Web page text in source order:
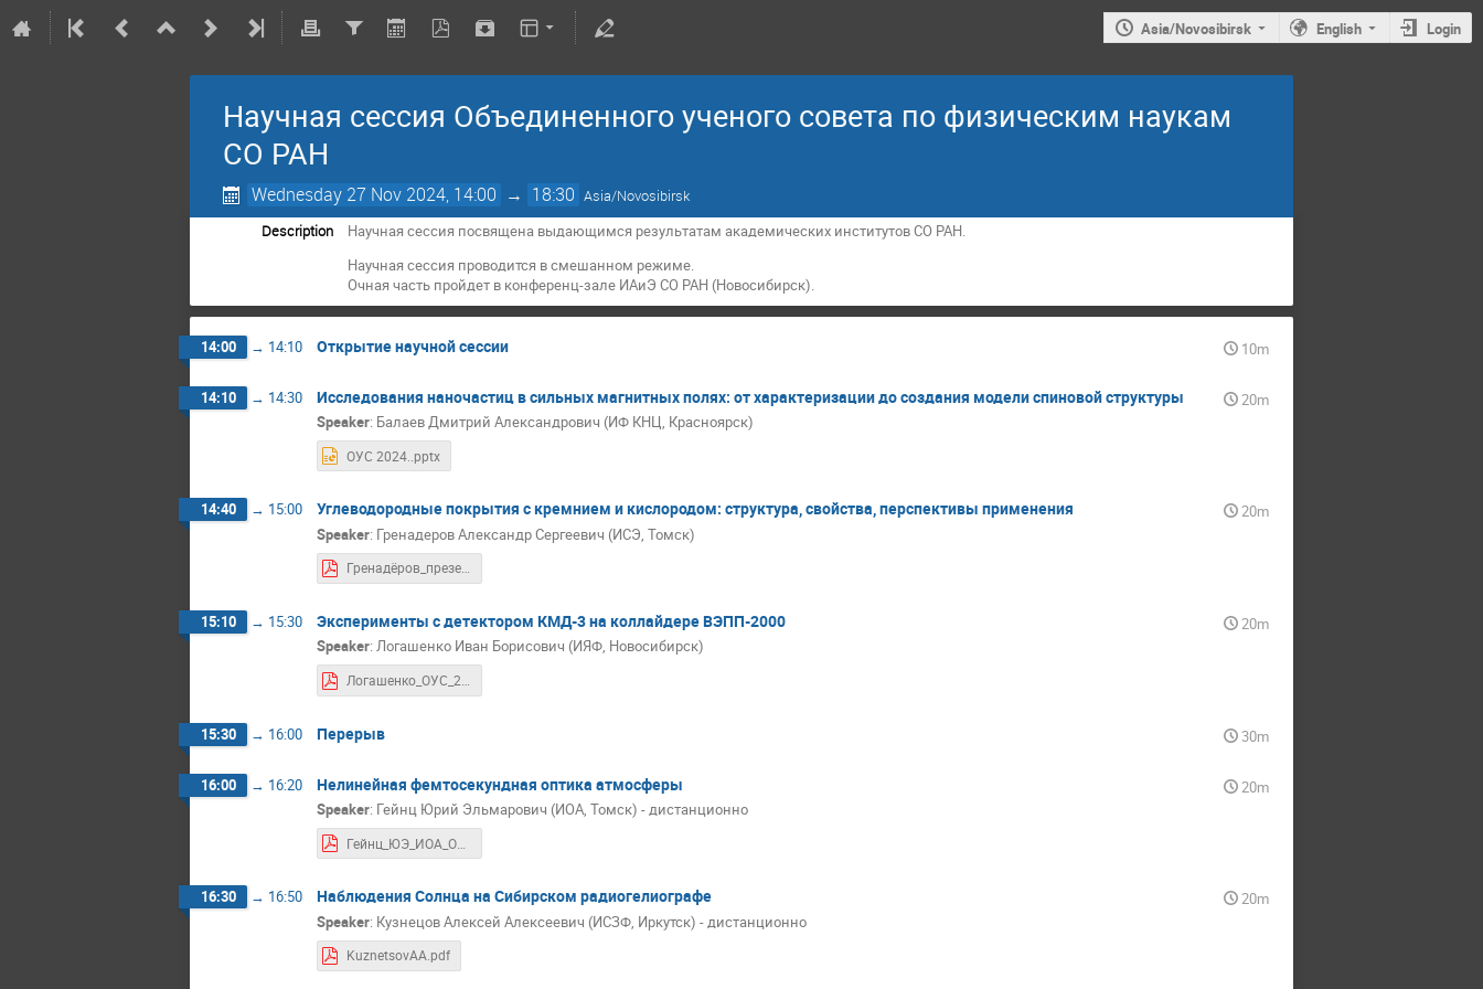
Asia/Novosibirsk English Login
Научная сессия Объединенного ученого совета по физическим наукам
СО РАН
Wednesday 27 Nov 2024, 14:00 → 18:30 Asia/Novosibirsk
Description Научная сессия посвящена выдающимся результатам академических институтов СО РАН.
Научная сессия проводится в смешанном режиме.
Очная часть пройдет в конференц-зале ИАиЭ СО РАН (Новосибирск).
14:00 → 14:10 Открытие научной сессии 10m
14:10 → 14:30 Исследования наночастиц в сильных магнитных полях: от характеризации до создания модели спиновой структуры
20m
Speaker: Балаев Дмитрий Александрович (ИФ КНЦ, Красноярск)
ОУС 2024..pptx
14:40 → 15:00 Углеводородные покрытия с кремнием и кислородом: структура, свойства, перспективы применения
20m
Speaker: Гренадеров Александр Сергеевич (ИСЭ, Томск)
Гренадёров_презентация_ИСЭ СО РАН_ОУС.pdf
15:10 → 15:30 Эксперименты с детектором КМД-3 на коллайдере ВЭПП-2000
20m
Speaker: Логашенко Иван Борисович (ИЯФ, Новосибирск)
Логашенко_ОУС_2024.pdf
15:30 → 16:00 Перерыв 30m
16:00 → 16:20 Нелинейная фемтосекундная оптика атмосферы
20m
Speaker: Гейнц Юрий Эльмарович (ИОА, Томск) - дистанционно
16:30 → 16:50 Наблюдения Солнца на Сибирском радиогелиографе
20m
Speaker: Кузнецов Алексей Алексеевич (ИСЗФ, Иркутск) - дистанционно
KuznetsovAA.pdf